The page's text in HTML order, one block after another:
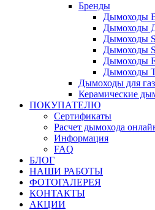
Бренды
Дымоходы
Дымоходы
Дымоходы
Дымоходы
Дымоходы
Дымоходы
Дымоходы для
Керамические
ПОКУПАТЕЛЮ
Сертификаты
Расчет дымохода
Информация
FAQ
БЛОГ
НАШИ РАБОТЫ
ФОТОГАЛЕРЕЯ
КОНТАКТЫ
АКЦИИ